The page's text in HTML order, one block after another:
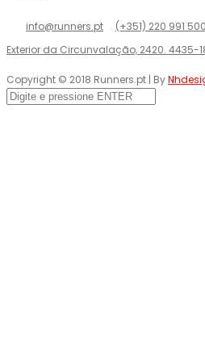
info@runners.pt (+351) 220 991
Exterior da Circunvalação, 2420. 4435-
Copyright © 2018 Runners.pt | By